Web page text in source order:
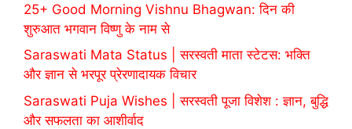
25+ Good Morning Vishnu Bhagwan: दिन की
शुरुआत भगवान विष्णु के नाम से
Saraswati Mata Status | सरस्वती माता स्टेटस: भक्ति
और ज्ञान से भरपूर प्रेरणादायक विचार
Saraswati Puja Wishes | सरस्वती पूजा विशेश : ज्ञान, बुद्धि
और सफलता का आशीर्वाद